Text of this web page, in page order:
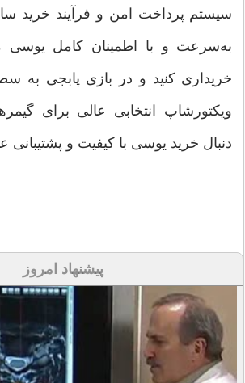
سیستم پرداخت امن و فرآیند خرید
به‌سرعت و با اطمینان کامل یوسی
خریداری کنید و در بازی پابجی به
ویکتورشاپ انتخابی عالی برای
دنبال خرید یوسی با کیفیت و پشتیبانی
پیشنهاد امروز